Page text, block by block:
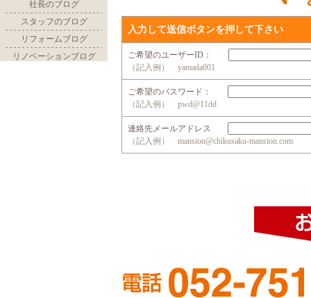
入力して送信ボタンを押して下さい
ご希望のユーザーID：
（記入例） yamada001
ご希望のパスワード：
（記入例） pwd@11dd
連絡先メールアドレス
（記入例） mansion@chikusaku-mansion.com